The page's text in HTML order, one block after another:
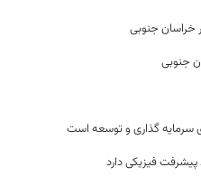
سرمایه گذاری و توسعه است